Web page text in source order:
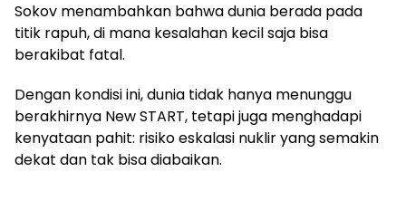
Sokov menambahkan bahwa dunia berada pada
titik rapuh, di mana kesalahan kecil saja bisa
berakibat fatal.
Dengan kondisi ini, dunia tidak hanya menunggu
berakhirnya New START, tetapi juga menghadapi
kenyataan pahit: risiko eskalasi nuklir yang semakin
dekat dan tak bisa diabaikan.